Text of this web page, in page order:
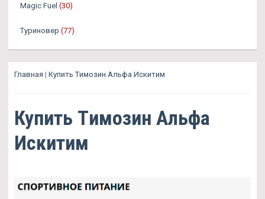
Magic Fuel (30)
Туриновер (77)
Главная | Купить Tимозин Альфа Искитим
Купить Tимозин Альфа
Искитим